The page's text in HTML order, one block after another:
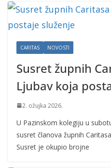
CARITAS NOVOSTI
Susret župnih
Ljubav koja
2. ožujka 2026.
U Pazinskom kolegiju u
susret članova župnih
Susret je okupio brojne